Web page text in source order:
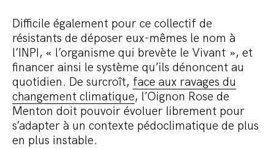
Difficile également pour ce collectif de
résistants de déposer eux-mêmes le nom à
l’INPI, « l’organisme qui brevète le Vivant », et
financer ainsi le système qu’ils dénoncent au
quotidien. De surcroît, face aux ravages du
changement climatique, l’Oignon Rose de
Menton doit pouvoir évoluer librement pour
s’adapter à un contexte pédoclimatique de plus
en plus instable.